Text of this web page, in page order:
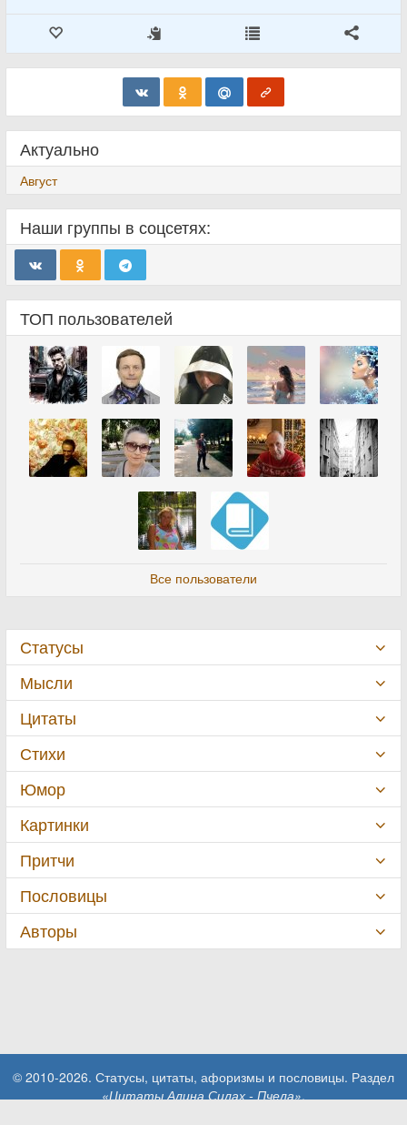
Актуально
Август
Наши группы в соцсетях:
ТОП пользователей
Все пользователи
Статусы
Мысли
Цитаты
Стихи
Юмор
Картинки
Притчи
Пословицы
Авторы
© 2010-2026. Статусы, цитаты, афоризмы и пословицы. Раздел
«Цитаты Алина Силах - Пчела».